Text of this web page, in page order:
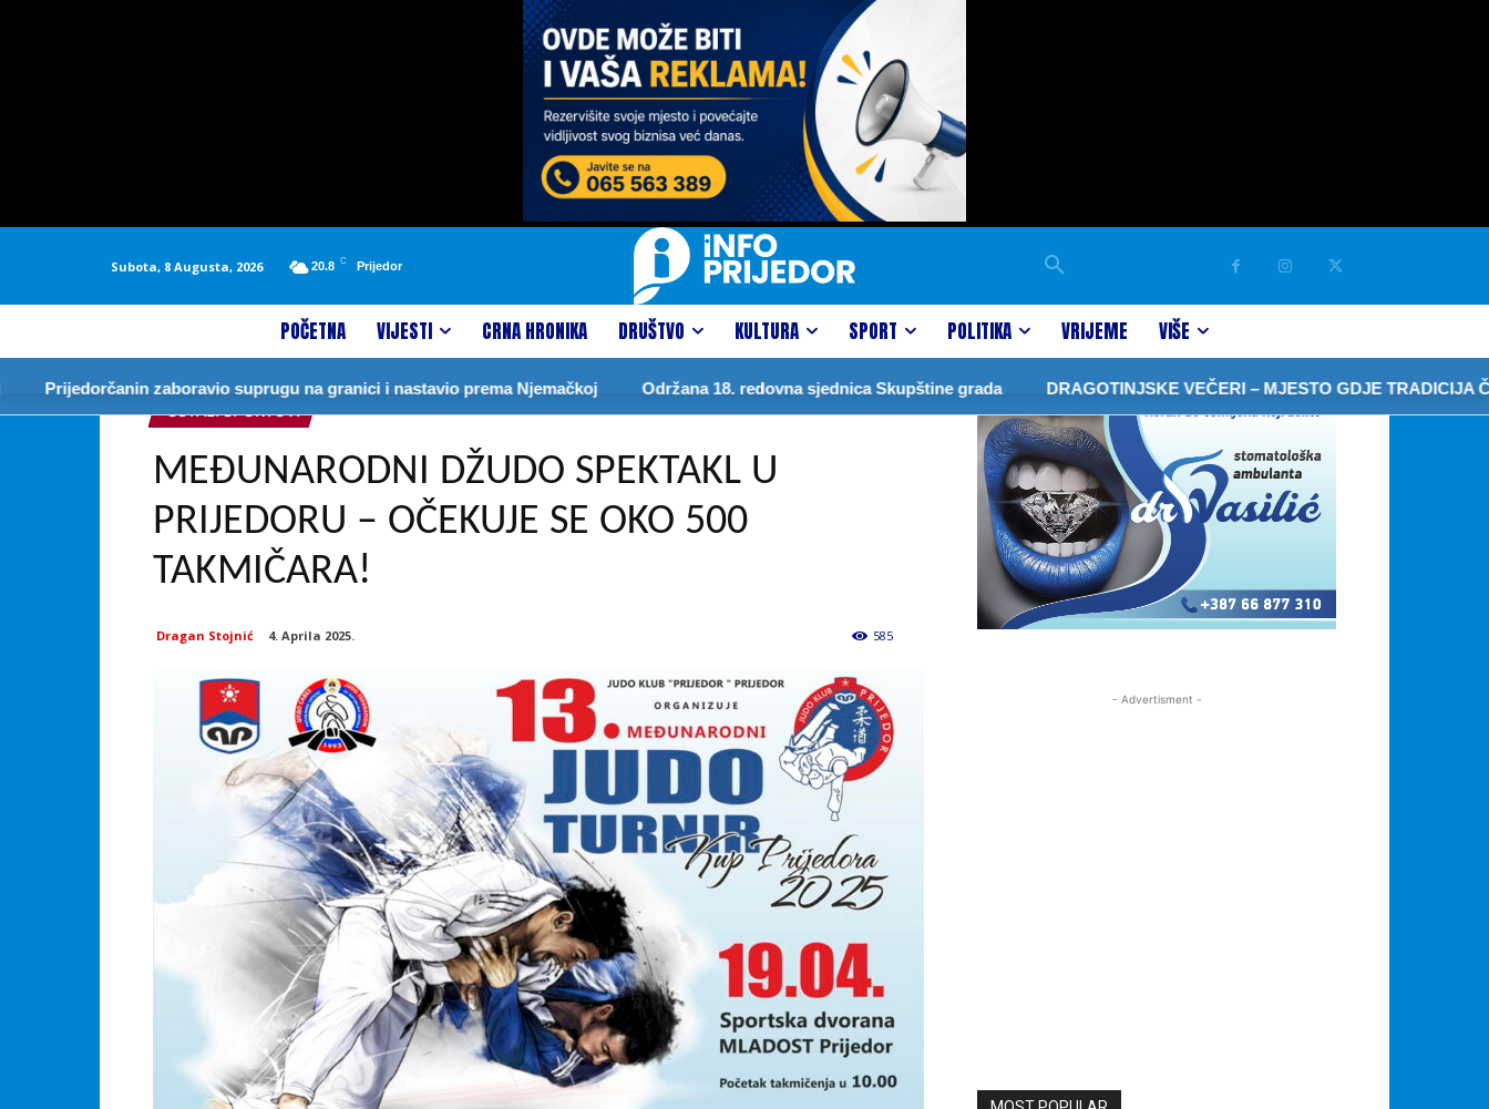
Subota, 8 Augusta, 2026 20.8 C Prijedor
POČETNA VIJESTI CRNA HRONIKA DRUŠTVO KULTURA SPORT POLITIKA VRIJEME VIŠE
Prijedorčanin zaboravio suprugu na granici i nastavio prema Njemačkoj Održana 18. redovna sjednica Skupštine grada DRAGOTINJSKE VEČERI – MJESTO GDJE TRADICIJA
OSTALI SPORTOVI
MEĐUNARODNI DŽUDO SPEKTAKL U
PRIJEDORU – OČEKUJE SE OKO 500
TAKMIČARA!
Dragan Stojnić 4. Aprila 2025. 585
- Advertisment -